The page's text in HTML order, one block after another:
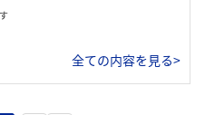
全ての内容を見る>